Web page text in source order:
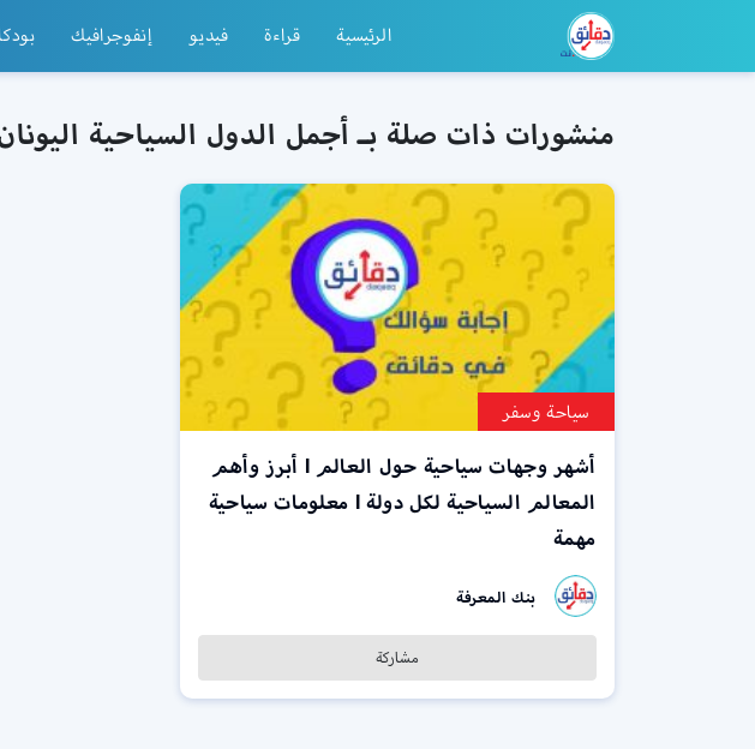
الرئيسية قراءة فيديو إنفوجرافيك
منشورات ذات صلة بـ أجمل الدول السياحية
سياحة وسفر
أشهر وجهات سياحية حول العالم l أبرز وأهم
المعالم السياحية لكل دولة l معلومات سياحية
مهمة
بنك المعرفة
مشاركة